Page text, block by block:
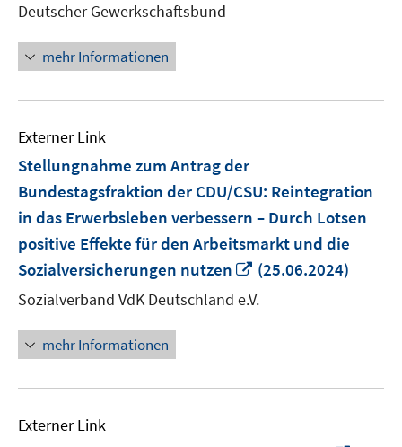
Deutscher Gewerkschaftsbund
mehr Informationen
Externer Link
Stellungnahme zum Antrag der
Bundestagsfraktion der CDU/CSU: Reintegration
in das Erwerbsleben verbessern – Durch Lotsen
positive Effekte für den Arbeitsmarkt und die
Sozialversicherungen nutzen
In
Fenster
(25.06.2024)
Sozialverband VdK Deutschland e.V.
mehr Informationen
Externer Link